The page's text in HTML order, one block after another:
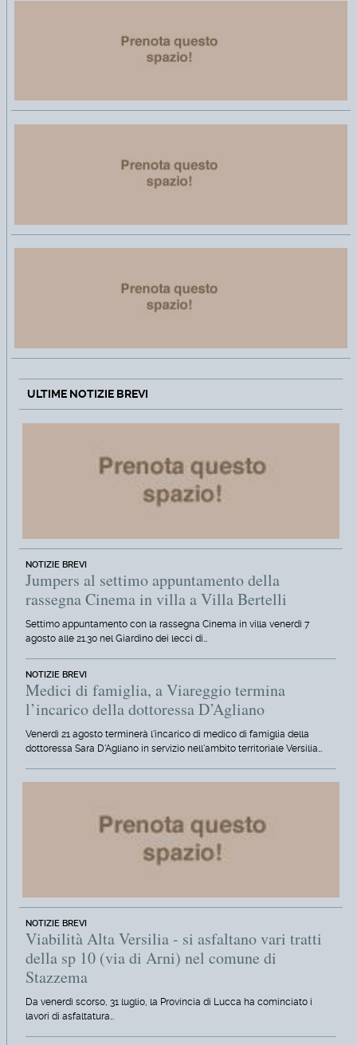
ULTIME NOTIZIE BREVI
NOTIZIE BREVI
Jumpers al settimo appuntamento della
rassegna Cinema in villa a Villa Bertelli
Settimo appuntamento con la rassegna Cinema in villa venerdì 7
agosto alle 21.30 nel Giardino dei lecci di…
NOTIZIE BREVI
Medici di famiglia, a Viareggio termina
l’incarico della dottoressa D’Agliano
Venerdì 21 agosto terminerà l'incarico di medico di famiglia della
dottoressa Sara D'Agliano in servizio nell'ambito territoriale Versilia…
NOTIZIE BREVI
Viabilità Alta Versilia - si asfaltano vari tratti
della sp 10 (via di Arni) nel comune di
Stazzema
Da venerdì scorso, 31 luglio, la Provincia di Lucca ha cominciato i
lavori di asfaltatura…